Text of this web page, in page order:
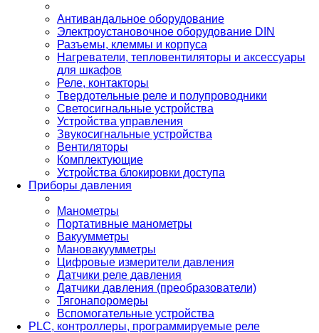
Антивандальное оборудование
Электроустановочное оборудование DIN
Разъемы, клеммы и корпуса
Нагреватели, тепловентиляторы и аксессуары
для шкафов
Реле, контакторы
Твердотельные реле и полупроводники
Светосигнальные устройства
Устройства управления
Звукосигнальные устройства
Вентиляторы
Комплектующие
Устройства блокировки доступа
Приборы давления
Манометры
Портативные манометры
Вакуумметры
Мановакуумметры
Цифровые измерители давления
Датчики реле давления
Датчики давления (преобразователи)
Тягонапоромеры
Вспомогательные устройства
PLС, контроллеры, программируемые реле